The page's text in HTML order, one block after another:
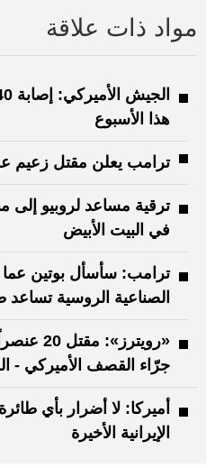
مواد ذات علاقة
هذا الأسبوع
ترامب يعلن مقتل زعيم
ترقية مساعد لروبيو إلى
في البيت الأبيض
ترامب: سأسأل بوتين عما
الصناعية الروسية تساعد
جرّاء القصف الأميركي -
أميركا: لا أضرار بأي
الإيرانية الأخيرة